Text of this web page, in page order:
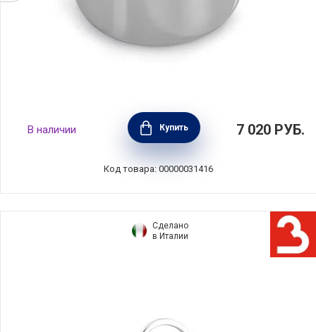
Кастрюля с крышкой-слив Speciale 5,5 л,
нержавеющая сталь, Barazzoni, Италия,
42014802280
В наличии Купить 7 020 РУБ.
Код товара: 00000031416
Сделано
в Италии